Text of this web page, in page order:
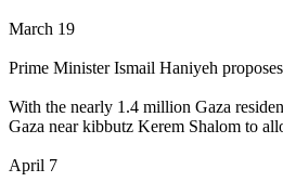
March 19
Prime Minister Ismail Haniyeh
With the nearly 1.4 million Gaza
Gaza near kibbutz Kerem Shalom to
April 7